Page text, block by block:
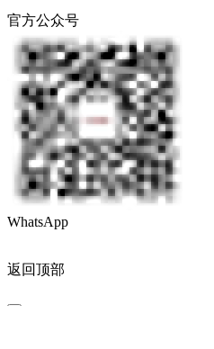
官方公众号
WhatsApp
返回顶部